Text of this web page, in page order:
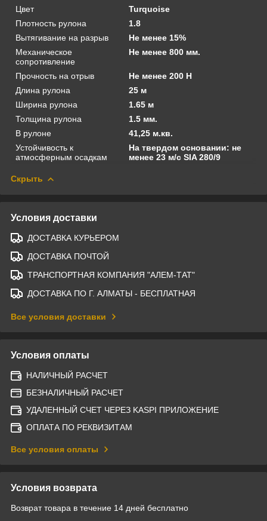
Цвет
Turquoise
Плотность рулона
1.8
Вытягивание на разрыв
Не менее 15%
Механическое
сопротивление
Не менее 800 мм.
Прочность на отрыв
Не менее 200 Н
Длина рулона
25 м
Ширина рулона
1.65 м
Толщина рулона
1.5 мм.
В рулоне
41,25 м.кв.
Устойчивость к
атмосферным осадкам
На твердом основании: не
менее 23 м/с SIA 280/9
Скрыть
Условия доставки
ДОСТАВКА КУРЬЕРОМ
ДОСТАВКА ПОЧТОЙ
ТРАНСПОРТНАЯ КОМПАНИЯ "АЛЕМ-ТАТ"
ДОСТАВКА ПО Г. АЛМАТЫ - БЕСПЛАТНАЯ
Все условия доставки
Условия оплаты
НАЛИЧНЫЙ РАСЧЕТ
БЕЗНАЛИЧНЫЙ РАСЧЕТ
УДАЛЕННЫЙ СЧЕТ ЧЕРЕЗ KASPI ПРИЛОЖЕНИЕ
ОПЛАТА ПО РЕКВИЗИТАМ
Все условия оплаты
Условия возврата
Возврат товара в течение 14 дней бесплатно